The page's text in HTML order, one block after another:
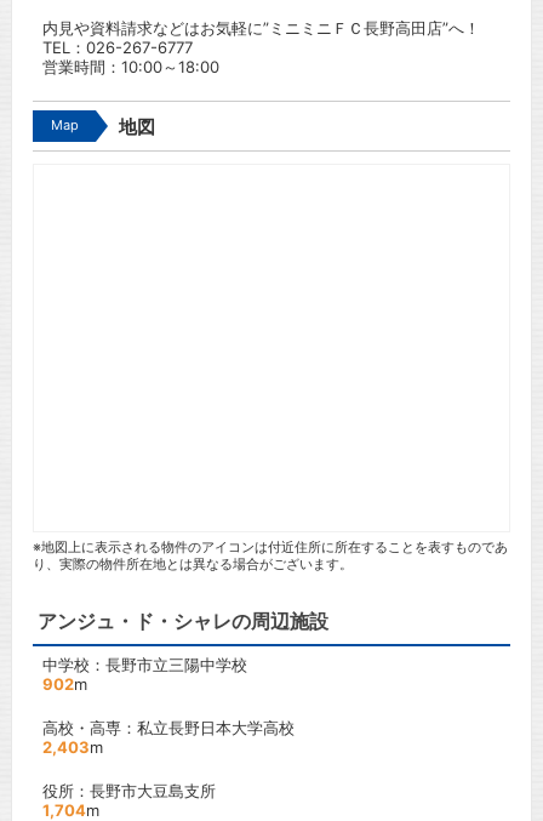
内見や資料請求などはお気軽に”ミニミニＦＣ長野高田店”へ！
TEL： 026-267-6777
営業時間：10:00～18:00
Map 地図
※地図上に表示される物件のアイコンは付近住所に所在することを表すものであ
り、実際の物件所在地とは異なる場合がございます。
アンジュ・ド・シャレの周辺施設
中学校：長野市立三陽中学校
902m
高校・高専：私立長野日本大学高校
2,403m
役所：長野市大豆島支所
1,704m